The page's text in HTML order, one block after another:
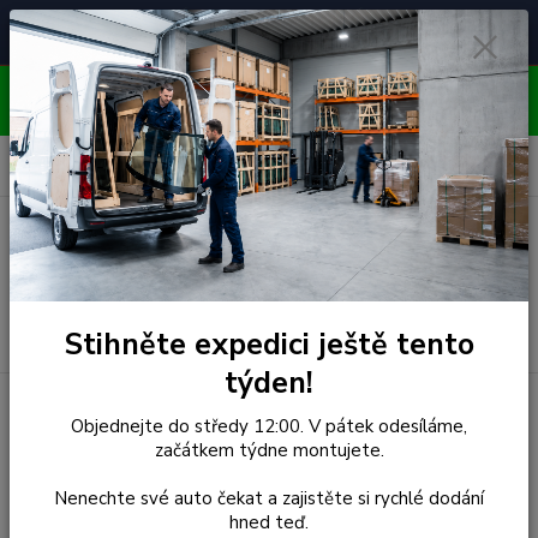
🚘
Čelní skla pro
unikátní vozy
📞
Poradenství
ZDARMA
⭐ 4.7/5 (50 recenzí)
OBJEDNÁVEJTE DO STŘEDY 12:00 - KAŽDÝ PÁTEK
EXPEDUJEME!!
Menu
Hledat
0 ks
za 0,00 Kč
(r.1997-) BORA (r.1998-)
Čelní Sklo - VOLKSWAGEN
Stihněte expedici ještě tento
týden!
Objednejte do středy 12:00. V pátek odesíláme,
začátkem týdne montujete.
Nenechte své auto čekat a zajistěte si rychlé dodání
hned teď.